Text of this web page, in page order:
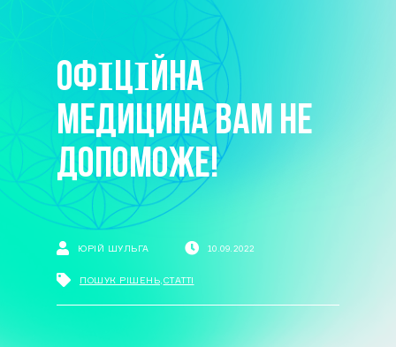
ОФІЦІЙНА
МЕДИЦИНА ВАМ НЕ
ДОПОМОЖЕ!
ЮРІЙ ШУЛЬГА 10.09.2022
ПОШУК РІШЕНЬ СТАТТІ